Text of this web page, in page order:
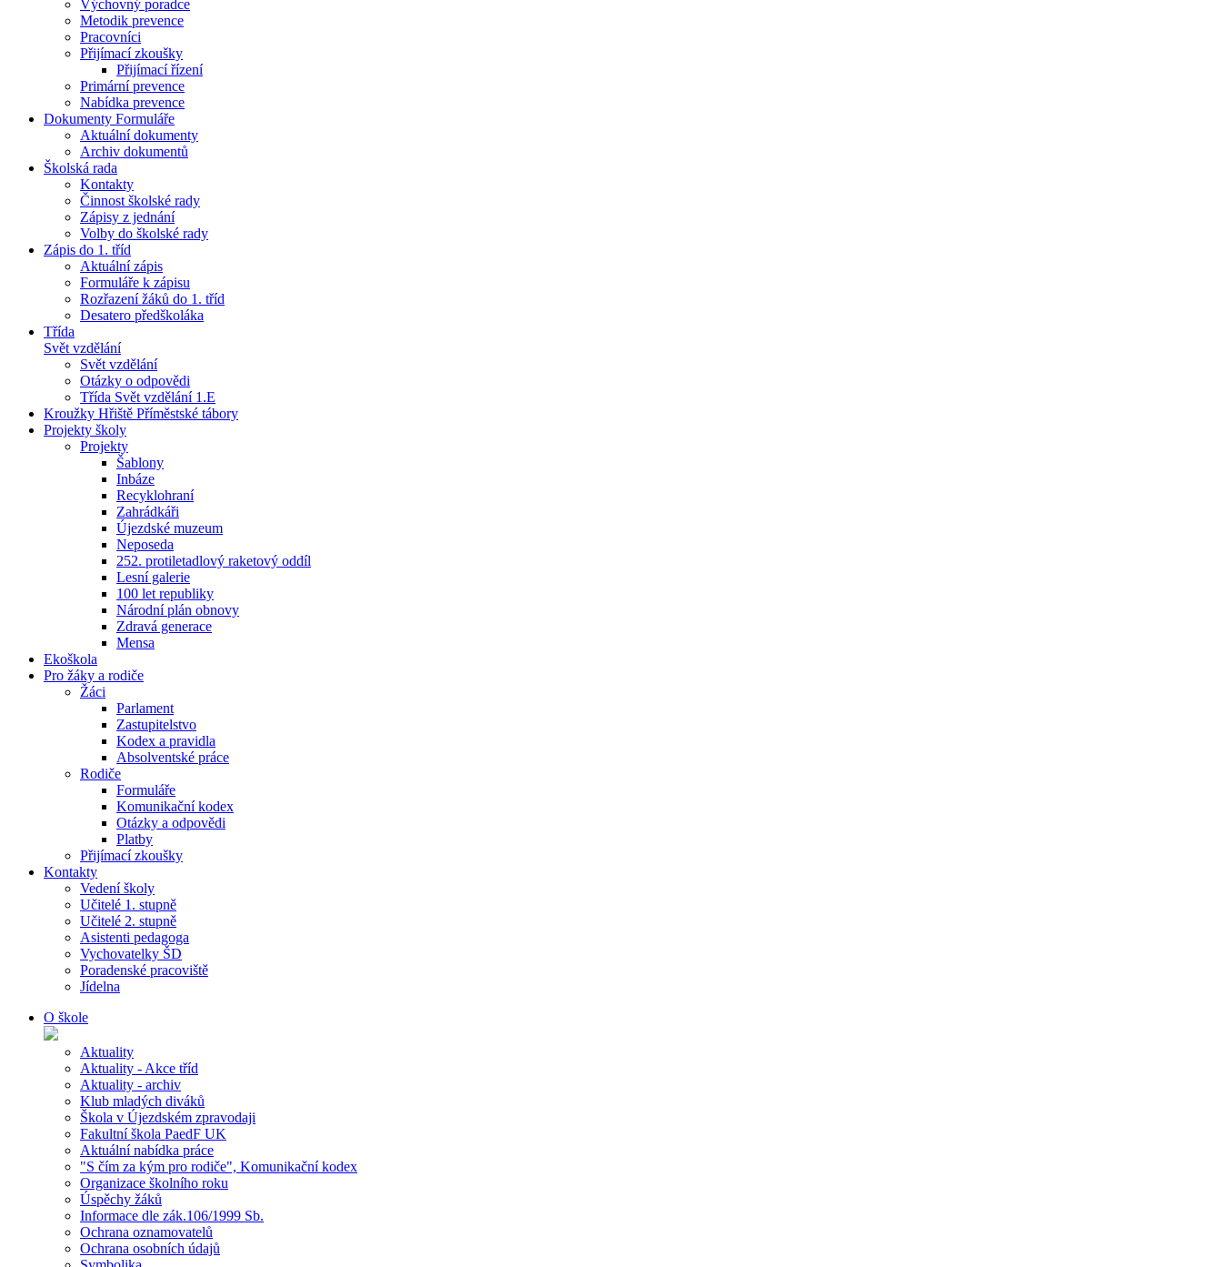
Výchovný poradce
Metodik prevence
Pracovníci
Přijímací zkoušky
Přijímací řízení
Primární prevence
Nabídka prevence
Dokumenty Formuláře
Aktuální dokumenty
Archiv dokumentů
Školská rada
Kontakty
Činnost školské rady
Zápisy z jednání
Volby do školské rady
Zápis do 1. tříd
Aktuální zápis
Formuláře k zápisu
Rozřazení žáků do 1. tříd
Desatero předškoláka
Třída
Svět vzdělání
Svět vzdělání
Otázky o odpovědi
Třída Svět vzdělání 1.E
Kroužky Hřiště Příměstské tábory
Projekty školy
Projekty
Šablony
Inbáze
Recyklohraní
Zahrádkáři
Újezdské muzeum
Neposeda
252. protiletadlový raketový oddíl
Lesní galerie
100 let republiky
Národní plán obnovy
Zdravá generace
Mensa
Ekoškola
Pro žáky a rodiče
Žáci
Parlament
Zastupitelstvo
Kodex a pravidla
Absolventské práce
Rodiče
Formuláře
Komunikační kodex
Otázky a odpovědi
Platby
Přijímací zkoušky
Kontakty
Vedení školy
Učitelé 1. stupně
Učitelé 2. stupně
Asistenti pedagoga
Vychovatelky ŠD
Poradenské pracoviště
Jídelna
O škole
Aktuality
Aktuality - Akce tříd
Aktuality - archiv
Klub mladých diváků
Škola v Újezdském zpravodaji
Fakultní škola PaedF UK
Aktuální nabídka práce
"S čím za kým pro rodiče", Komunikační kodex
Organizace školního roku
Úspěchy žáků
Informace dle zák.106/1999 Sb.
Ochrana oznamovatelů
Ochrana osobních údajů